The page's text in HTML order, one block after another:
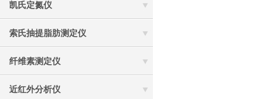
凯氏定氮仪
索氏抽提脂肪测定仪
纤维素测定仪
近红外分析仪